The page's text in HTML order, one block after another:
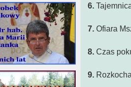
6.
7. Ofiara
8. Czas
9.